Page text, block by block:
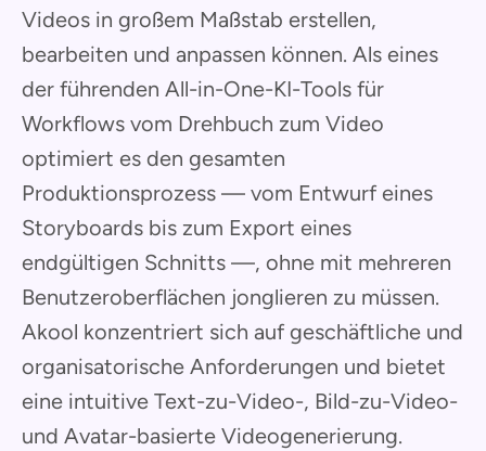
Videos in großem Maßstab erstellen,
bearbeiten und anpassen können. Als eines
der führenden All-in-One-KI-Tools für
Workflows vom Drehbuch zum Video
optimiert es den gesamten
Produktionsprozess — vom Entwurf eines
Storyboards bis zum Export eines
endgültigen Schnitts —, ohne mit mehreren
Benutzeroberflächen jonglieren zu müssen.
Akool konzentriert sich auf geschäftliche und
organisatorische Anforderungen und bietet
eine intuitive Text-zu-Video-, Bild-zu-Video-
und Avatar-basierte Videogenerierung.